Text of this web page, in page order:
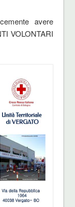
avere
VOLONTARI